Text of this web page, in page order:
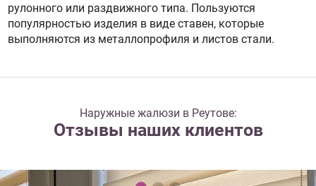
рулонного или раздвижного типа. Пользуются
популярностью изделия в виде ставен, которые
выполняются из металлопрофиля и листов стали.
Наружные жалюзи в Реутове:
Отзывы наших клиентов